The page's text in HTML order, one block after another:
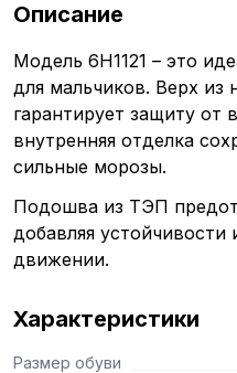
Описание
Модель 6H1121 – это
для мальчиков. Верх из
гарантирует защиту от
внутренняя отделка
сильные морозы.
Подошва из ТЭП
добавляя устойчивости
движении.
Характеристики
Размер обуви